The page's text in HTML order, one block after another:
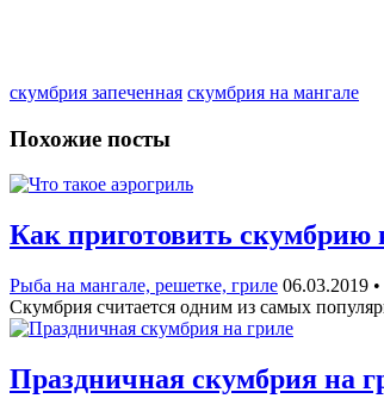
скумбрия запеченная скумбрия на мангале
Похожие посты
Как приготовить скумбрию
Рыба на мангале, решетке, гриле 06.03.2019 •
Скумбрия считается одним из самых
Праздничная скумбрия на